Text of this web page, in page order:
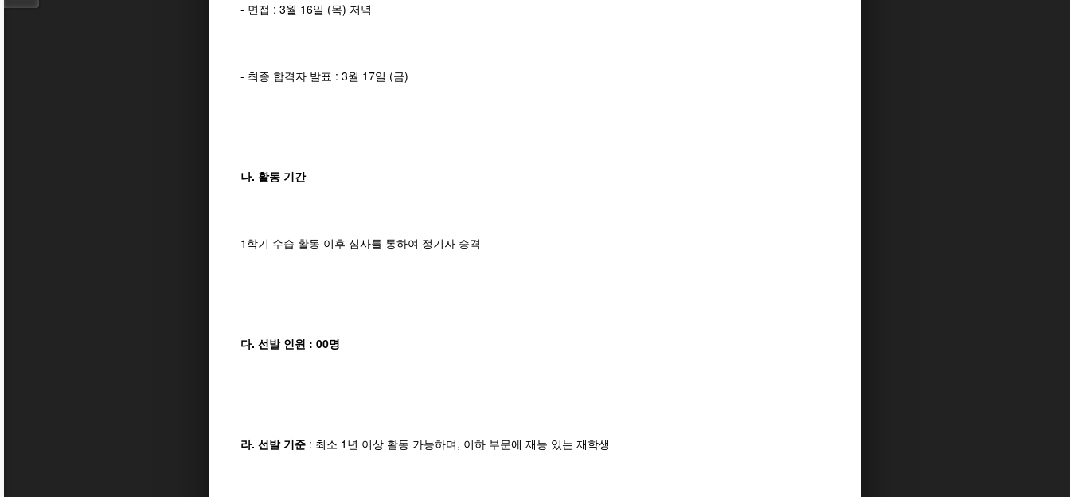
- 면접 : 3월 16일 (목) 저녁
- 최종 합격자 발표 : 3월 17일 (금)
나. 활동 기간
1학기 수습 활동 이후 심사를 통하여 정기자 승격
다. 선발 인원 : 00명
라. 선발 기준 : 최소 1년 이상 활동 가능하며, 이하 부문에 재능 있는 재학생